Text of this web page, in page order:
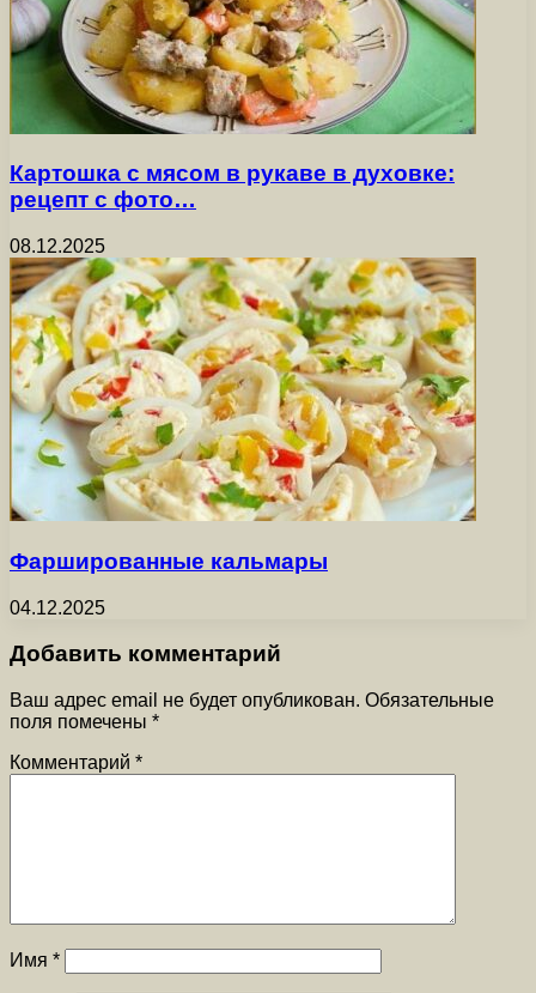
Картошка с мясом в рукаве в духовке:
рецепт с фото…
08.12.2025
Фаршированные кальмары
04.12.2025
Добавить комментарий
Ваш адрес email не будет опубликован. Обязательные
поля помечены *
Комментарий *
Имя *